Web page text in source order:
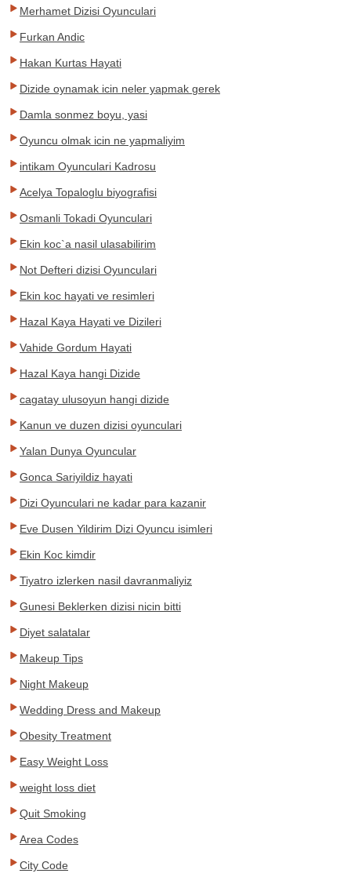
Merhamet Dizisi Oyunculari
Furkan Andic
Hakan Kurtas Hayati
Dizide oynamak icin neler yapmak gerek
Damla sonmez boyu, yasi
Oyuncu olmak icin ne yapmaliyim
intikam Oyunculari Kadrosu
Acelya Topaloglu biyografisi
Osmanli Tokadi Oyunculari
Ekin koc`a nasil ulasabilirim
Not Defteri dizisi Oyunculari
Ekin koc hayati ve resimleri
Hazal Kaya Hayati ve Dizileri
Vahide Gordum Hayati
Hazal Kaya hangi Dizide
cagatay ulusoyun hangi dizide
Kanun ve duzen dizisi oyunculari
Yalan Dunya Oyuncular
Gonca Sariyildiz hayati
Dizi Oyunculari ne kadar para kazanir
Eve Dusen Yildirim Dizi Oyuncu isimleri
Ekin Koc kimdir
Tiyatro izlerken nasil davranmaliyiz
Gunesi Beklerken dizisi nicin bitti
Diyet salatalar
Makeup Tips
Night Makeup
Wedding Dress and Makeup
Obesity Treatment
Easy Weight Loss
weight loss diet
Quit Smoking
Area Codes
City Code